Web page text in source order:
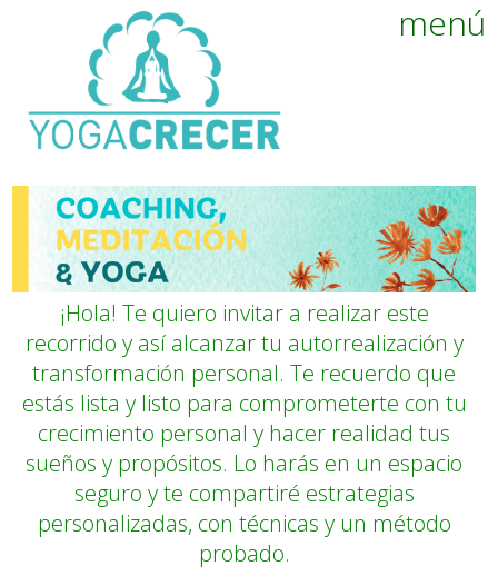
menú
¡Hola! Te quiero invitar a realizar este
recorrido y así alcanzar tu autorrealización y
transformación personal. Te recuerdo que
estás lista y listo para comprometerte con tu
crecimiento personal y hacer realidad tus
sueños y propósitos. Lo harás en un espacio
seguro y te compartiré estrategias
personalizadas, con técnicas y un método
probado.